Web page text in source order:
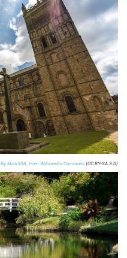
By Mick306, from Wikimedia Commons (CC BY-SA 3.0)